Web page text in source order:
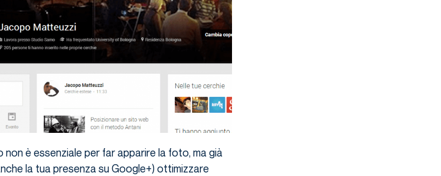
è essenziale per far apparire la foto, ma già
la tua presenza su Google+) ottimizzare